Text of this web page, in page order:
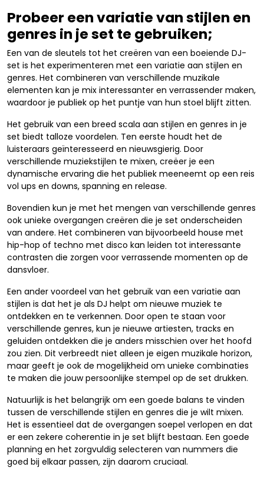
Probeer een variatie van stijlen en
genres in je set te gebruiken;
Een van de sleutels tot het creëren van een boeiende DJ-
set is het experimenteren met een variatie aan stijlen en
genres. Het combineren van verschillende muzikale
elementen kan je mix interessanter en verrassender maken,
waardoor je publiek op het puntje van hun stoel blijft zitten.
Het gebruik van een breed scala aan stijlen en genres in je
set biedt talloze voordelen. Ten eerste houdt het de
luisteraars geïnteresseerd en nieuwsgierig. Door
verschillende muziekstijlen te mixen, creëer je een
dynamische ervaring die het publiek meeneemt op een reis
vol ups en downs, spanning en release.
Bovendien kun je met het mengen van verschillende genres
ook unieke overgangen creëren die je set onderscheiden
van andere. Het combineren van bijvoorbeeld house met
hip-hop of techno met disco kan leiden tot interessante
contrasten die zorgen voor verrassende momenten op de
dansvloer.
Een ander voordeel van het gebruik van een variatie aan
stijlen is dat het je als DJ helpt om nieuwe muziek te
ontdekken en te verkennen. Door open te staan voor
verschillende genres, kun je nieuwe artiesten, tracks en
geluiden ontdekken die je anders misschien over het hoofd
zou zien. Dit verbreedt niet alleen je eigen muzikale horizon,
maar geeft je ook de mogelijkheid om unieke combinaties
te maken die jouw persoonlijke stempel op de set drukken.
Natuurlijk is het belangrijk om een goede balans te vinden
tussen de verschillende stijlen en genres die je wilt mixen.
Het is essentieel dat de overgangen soepel verlopen en dat
er een zekere coherentie in je set blijft bestaan. Een goede
planning en het zorgvuldig selecteren van nummers die
goed bij elkaar passen, zijn daarom cruciaal.